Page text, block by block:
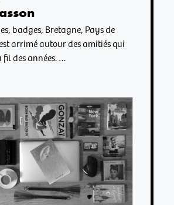
badges, Bretagne, Pays de
arrimé autour des amitiés qui
fil des années. …